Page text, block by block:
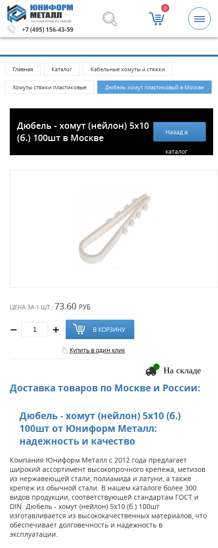
ОСНОВА КРЕПКИХ СВЯЗЕЙ
+7 (495) 156-43-59
0
Метизы и крепежные изделия оптом.
Главная Каталог Кабельные хомуты и стяжки
Хомуты стяжки пластиковые Дюбель хомут пластиковый в Москве
Дюбель - хомут (нейлон) 5х10
(б.) 100шт в Москве
Назад в
каталог
ЦЕНА ЗА 1 ШТ : 73.60 РУБ.
В КОРЗИНУ
Купить в один клик
На складе
Доставка товаров по Москве и России:
Дюбель - хомут (нейлон) 5х10 (б.)
100шт от Юниформ Металл:
надежность и качество
Компания Юниформ Металл с 2012 года предлагает
широкий ассортимент высокопрочного крепежа, метизов
из нержавеющей стали, полиамида и латуни, а также
крепеж из обычной стали. В нашем каталоге более 300
видов продукции, соответствующей стандартам ГОСТ и
DIN. Дюбель - хомут (нейлон) 5х10 (б.) 100шт
изготавливается из высококачественных материалов, что
обеспечивает долговечность и надежность в
эксплуатации.